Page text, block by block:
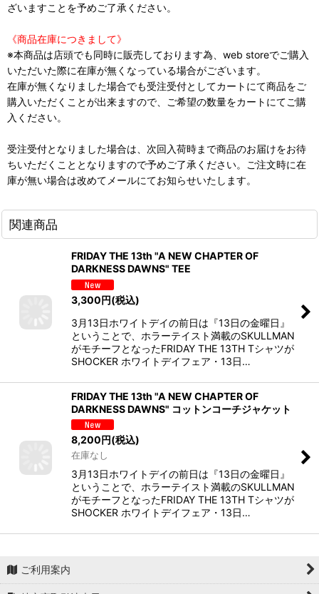
ざいますことを予めご了承ください。
《商品在庫につきまして》
※本商品は店頭でも同時に販売しております為、web storeでご購入
いただいた際に在庫が無くなっている場合がございます。
在庫が無くなりました場合でも受注受付としてカートにて商品をご
購入いただくことが出来ますので、ご希望の数量をカートにてご購
入ください。
受注受付となりました場合は、次回入荷時まで商品のお届けをお待
ちいただくこととなりますので予めご了承ください。ご注文時に在
庫が無い場合は改めてメールにてお知らせいたします。
関連商品
FRIDAY THE 13th "A NEW CHAPTER OF
DARKNESS DAWNS" TEE
3,300円(税込)
3月13日ホワイトデイの前日は『13日の金曜日』
ということで、ホラーテイスト満載のSKULLMAN
がモチーフとなったFRIDAY THE 13TH Tシャツが
SHOCKER ホワイトデイフェア・13日…
FRIDAY THE 13th "A NEW CHAPTER OF
DARKNESS DAWNS" コットンコーチジャケット
8,200円(税込)
在庫なし
3月13日ホワイトデイの前日は『13日の金曜日』
ということで、ホラーテイスト満載のSKULLMAN
がモチーフとなったFRIDAY THE 13TH Tシャツが
SHOCKER ホワイトデイフェア・13日…
ご利用案内